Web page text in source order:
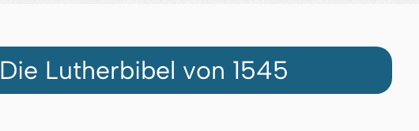
Die Lutherbibel von 1545